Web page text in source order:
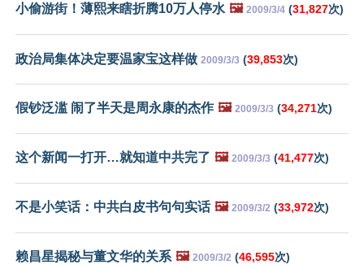
小偷游街！薄熙来瞎折腾10万人停水 🖼️ 2009/3/4 (31,827次)
政治局集体决定要温家宝这样做 2009/3/3 (39,853次)
假钞泛滥 闹了半天是周永康的杰作 🖼️ 2009/3/3 (34,271次)
这个新闻一打开…就知道中共完了 🖼️ 2009/3/3 (41,477次)
不是小笑话：中共白皮书句句实话 🖼️ 2009/3/2 (33,972次)
赖昌星揭秘与董文华的关系 🖼️ 2009/3/2 (46,595次)